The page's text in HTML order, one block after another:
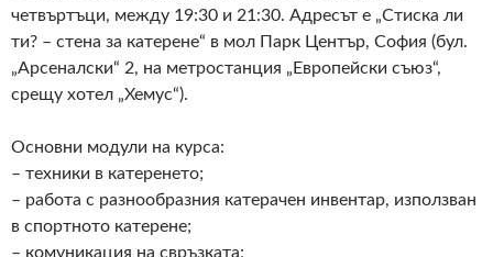
четвъртъци, между 19:30 и 21:30. Адресът е „Стиска ли
ти? – стена за катерене“ в мол Парк Център, София (бул.
„Арсеналски“ 2, на метростанция „Европейски съюз“,
срещу хотел „Хемус“).
Основни модули на курса:
– техники в катеренето;
– работа с разнообразния катерачен инвентар, използван
в спортното катерене;
– комуникация на свръзката;